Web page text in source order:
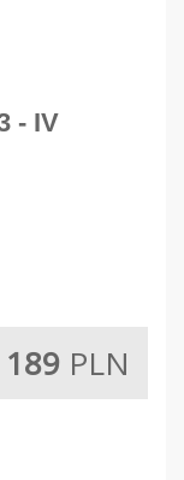
- IV
PLN